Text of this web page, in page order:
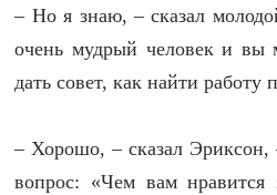
– Но я знаю, – сказал
очень мудрый человек и вы
дать совет, как найти работу
– Хорошо, – сказал Эриксон,
вопрос: «Чем вам нравится